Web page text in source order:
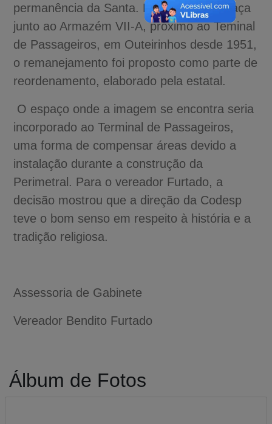
permanência da Santa. Localizada na praça
junto ao Armazém VII-A, próximo ao Teminal
de Passageiros, em Outeirinhos desde 1951,
o remanejamento foi proposto como parte de
reordenamento, elaborado pela estatal.
O espaço onde a imagem se encontra seria
incorporado ao Terminal de Passageiros,
uma forma de compensar áreas devido a
instalação durante a construção da
Perimetral. Para o vereador Furtado, a
decisão mostrou que a direção da Codesp
teve o bom senso em respeito à história e a
tradição religiosa.
Assessoria de Gabinete
Vereador Bendito Furtado
Álbum de Fotos